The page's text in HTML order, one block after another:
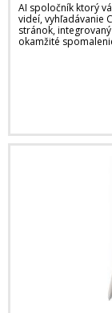
AI spoločník ktorý
videí, vyhľadávanie
stránok,
okamžité